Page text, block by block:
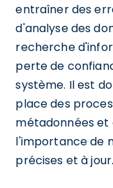
entraîner des
d'analyse des
recherche
perte de
système. Il est
place des
métadonnées et
l'importance de
précises et à jour.